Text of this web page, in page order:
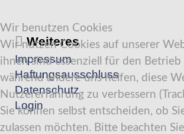
Weiteres
Impressum
Haftungsausschluss
Datenschutz
Login
Wir benutzen Cookies
Wir nutzen Cookies auf unserer
ihnen sind essenziell für den Betrieb
während andere uns helfen, diese
Nutzererfahrung zu verbessern
Sie können selbst entscheiden, ob
zulassen möchten. Bitte beachten